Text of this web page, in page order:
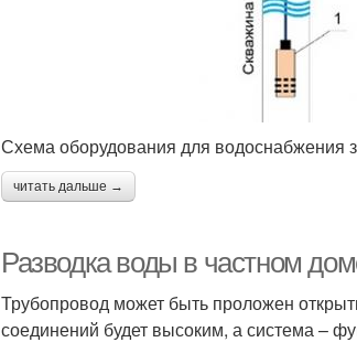
Схема оборудования для водоснабжения
читать дальше →
Разводка воды в частном
Трубопровод может быть проложен
соединений будет высоким, а система –